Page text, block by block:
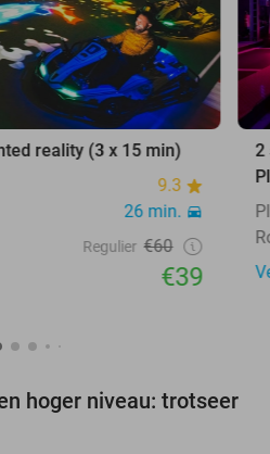
reality (3 x 15 min)
9.3
26 min.
Regulier €60
€39
2
hoger niveau: trotseer